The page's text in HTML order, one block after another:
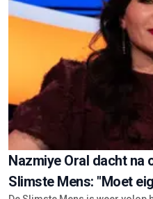
Nazmiye Oral dacht na
Slimste Mens: "Moet